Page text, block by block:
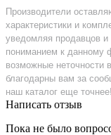
Производители
характеристики и
уведомляя продавцов и
пониманием к данному
возможные неточности
благодарны вам за
наш каталог еще точнее!
Написать отзыв
Пока не было